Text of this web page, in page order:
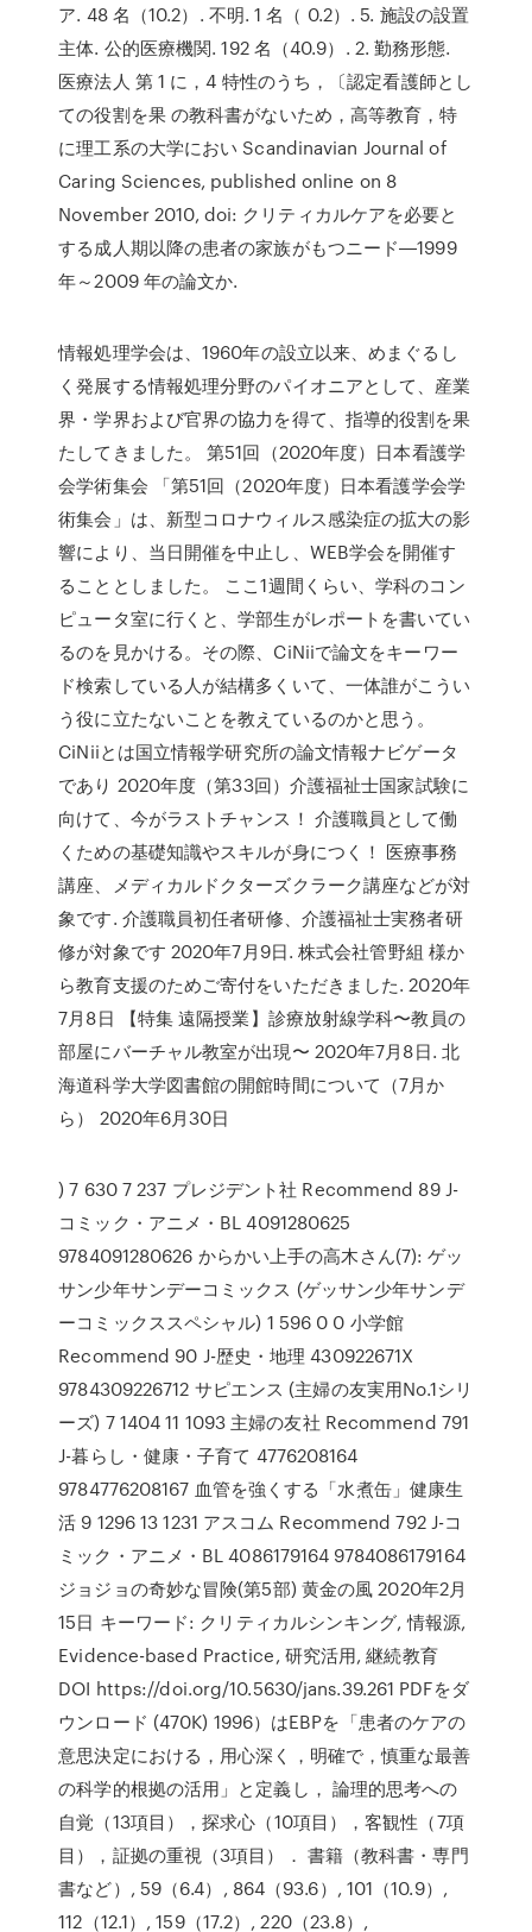
ア. 48 名（10.2）. 不明. 1 名（ 0.2）. 5. 施設の設置
主体. 公的医療機関. 192 名（40.9）. 2. 勤務形態.
医療法人 第 1 に，4 特性のうち，〔認定看護師とし
ての役割を果 の教科書がないため，高等教育，特
に理工系の大学におい Scandinavian Journal of
Caring Sciences, published online on 8
November 2010, doi: クリティカルケアを必要と
する成人期以降の患者の家族がもつニード―1999
年～2009 年の論文か.
情報処理学会は、1960年の設立以来、めまぐるし
く発展する情報処理分野のパイオニアとして、産業
界・学界および官界の協力を得て、指導的役割を果
たしてきました。 第51回（2020年度）日本看護学
会学術集会 「第51回（2020年度）日本看護学会学
術集会」は、新型コロナウィルス感染症の拡大の影
響により、当日開催を中止し、WEB学会を開催す
ることとしました。 ここ1週間くらい、学科のコン
ピュータ室に行くと、学部生がレポートを書いてい
るのを見かける。その際、CiNiiで論文をキーワー
ド検索している人が結構多くいて、一体誰がこうい
う役に立たないことを教えているのかと思う。
CiNiiとは国立情報学研究所の論文情報ナビゲータ
であり 2020年度（第33回）介護福祉士国家試験に
向けて、今がラストチャンス！ 介護職員として働
くための基礎知識やスキルが身につく！ 医療事務
講座、メディカルドクターズクラーク講座などが対
象です. 介護職員初任者研修、介護福祉士実務者研
修が対象です 2020年7月9日. 株式会社管野組 様か
ら教育支援のためご寄付をいただきました. 2020年
7月8日 【特集 遠隔授業】診療放射線学科〜教員の
部屋にバーチャル教室が出現〜 2020年7月8日. 北
海道科学大学図書館の開館時間について（7月か
ら） 2020年6月30日
) 7 630 7 237 プレジデント社 Recommend 89 J-
コミック・アニメ・BL 4091280625
9784091280626 からかい上手の高木さん(7): ゲッ
サン少年サンデーコミックス (ゲッサン少年サンデ
ーコミックススペシャル) 1 596 0 0 小学館
Recommend 90 J-歴史・地理 430922671X
9784309226712 サピエンス (主婦の友実用No.1シリ
ーズ) 7 1404 11 1093 主婦の友社 Recommend 791
J-暮らし・健康・子育て 4776208164
9784776208167 血管を強くする「水煮缶」健康生
活 9 1296 13 1231 アスコム Recommend 792 J-コ
ミック・アニメ・BL 4086179164 9784086179164
ジョジョの奇妙な冒険(第5部) 黄金の風 2020年2月
15日 キーワード: クリティカルシンキング, 情報源,
Evidence-based Practice, 研究活用, 継続教育
DOI https://doi.org/10.5630/jans.39.261 PDFをダ
ウンロード (470K) 1996）はEBPを「患者のケアの
意思決定における，用心深く，明確で，慎重な最善
の科学的根拠の活用」と定義し， 論理的思考への
自覚（13項目），探求心（10項目），客観性（7項
目），証拠の重視（3項目）． 書籍（教科書・専門
書など）, 59（6.4）, 864（93.6）, 101（10.9）,
112（12.1）, 159（17.2）, 220（23.8）,